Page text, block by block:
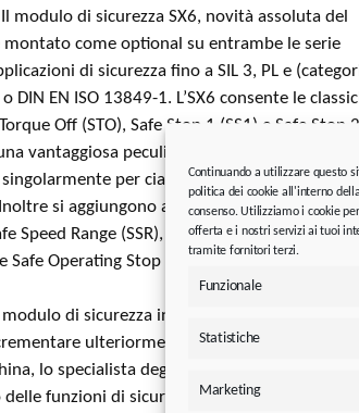
Continuando a utilizzare questo
politica dei cookie all'interno
consenso. Utilizziamo i cookie
offerta e i nostri servizi ai tuoi
tramite fornitori terzi.
Funzionale
Statistiche
Marketing
modulo di sicurezza SX6, novità assoluta del
montato come optional su entrambe le serie
di sicurezza fino a SIL 3, PL e
DIN EN ISO 13849-1. L’SX6 consente le
Off (STO), Safe Stop 1 (SS1) e Safe Stop 2
vantaggiosa peculiarità: la funzione di
per ciascun asse anche negli
si aggiungono anche le funzioni Safely-
Speed Range (SSR), Safe Direction (SDI),
Operating Stop (SOS).
di sicurezza in stretta collaborazione
ulteriormente la produttività e la
lo specialista degli azionamenti ha
funzioni di sicurezza oltre i requisiti di